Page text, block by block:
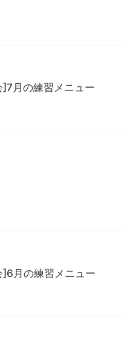
]7月の練習メニュー
]6月の練習メニュー